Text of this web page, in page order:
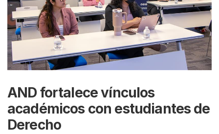
AND fortalece vínculos
académicos con estudiantes de
Derecho